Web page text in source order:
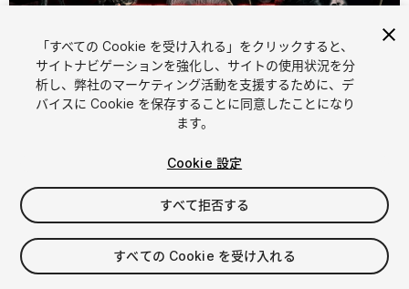
1/ 67
$120
消費税は決済時に計算されます
「すべての Cookie を受け入れる」をクリックすると、
サイトナビゲーションを強化し、サイトの使用状況を分
析し、弊社のマーケティング活動を支援するために、デ
バイスに Cookie を保存することに同意したことになり
ます。
Cookie 設定
すべて拒否する
すべての Cookie を受け入れる